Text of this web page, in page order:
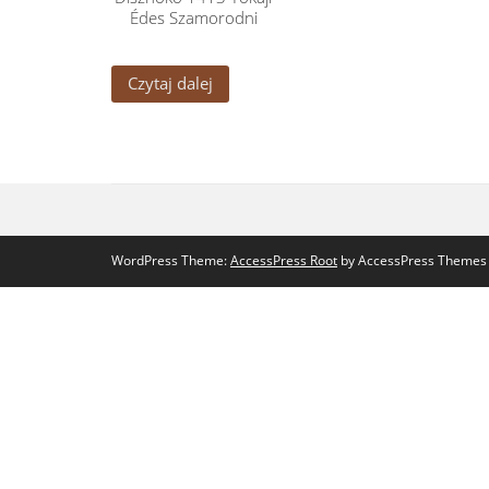
Édes Szamorodni
Czytaj dalej
WordPress Theme:AccessPress Root by AccessPress Themes